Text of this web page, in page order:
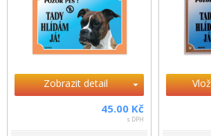
Zobrazit detail
45.00 Kč
s DPH